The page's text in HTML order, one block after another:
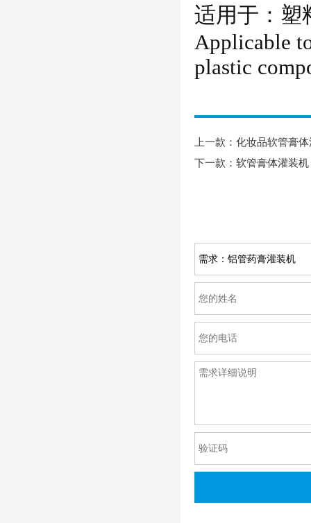
适用于：塑
Applicable
plastic
上一款： 化妆品软管膏
下一款： 软管膏体灌装机